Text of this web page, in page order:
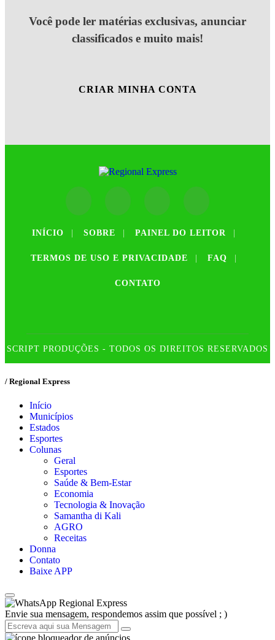
Você pode ler matérias exclusivas, anunciar
classificados e muito mais!
CRIAR MINHA CONTA
INÍCIO SOBRE PAINEL DO LEITOR
TERMOS DE USO E PRIVACIDADE FAQ
CONTATO
SCRIPT PRODUÇÕES - TODOS OS DIREITOS RESERVADOS
/ Regional Express
Início
Municípios
Estados
Esportes
Colunas
Geral
Esportes
Saúde & Bem-Estar
Economia
Tecnologia & Inovação
Samantha di Kali
AGRO
Receitas
Donna
Contato
Baixe APP
Regional Express
Envie sua mensagem, respondemos assim que possível ; )